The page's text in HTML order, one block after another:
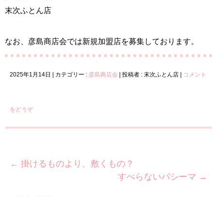
末次ふとん店
なお、彦島商店会では新規加盟店を募集しております。
2025年1月14日 カテゴリー : 彦島商店会 投稿者 : 末次ふとん店 コメント
をどうぞ
← 掛けるものより、敷くもの？
すべらないパシーマ →